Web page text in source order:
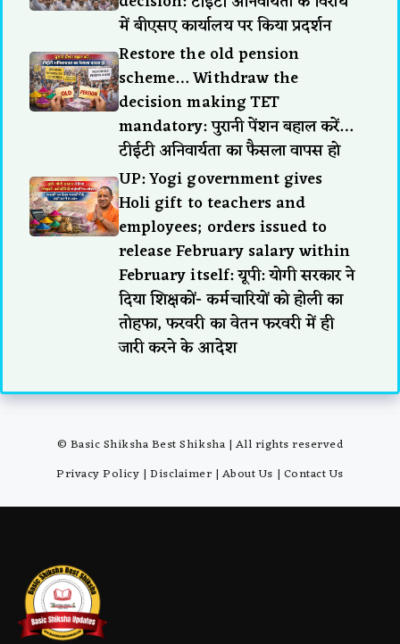
में बीएसए कार्यालय पर किया प्रदर्शन
Restore the old pension
scheme… Withdraw the
decision making TET
mandatory: पुरानी पेंशन बहाल करें…
टीईटी अनिवार्यता का फैसला वापस हो
UP: Yogi government gives
Holi gift to teachers and
employees; orders issued to
release February salary within
February itself: यूपी: योगी सरकार ने
दिया शिक्षकों- कर्मचारियों को होली का
तोहफा, फरवरी का वेतन फरवरी में ही
जारी करने के आदेश
© Basic Shiksha Best Shiksha | All rights reserved
Privacy Policy |Disclaimer | About Us | Contact Us